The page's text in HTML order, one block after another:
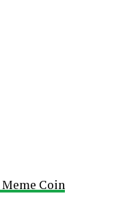
Coin